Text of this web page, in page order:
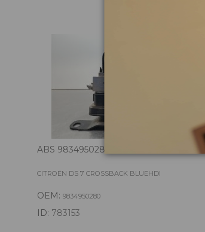
ABS 9834950280 9812786180
CITROËN DS 7 CROSSBACK BLUEHDI
OEM: 9834950280
ID: 783153